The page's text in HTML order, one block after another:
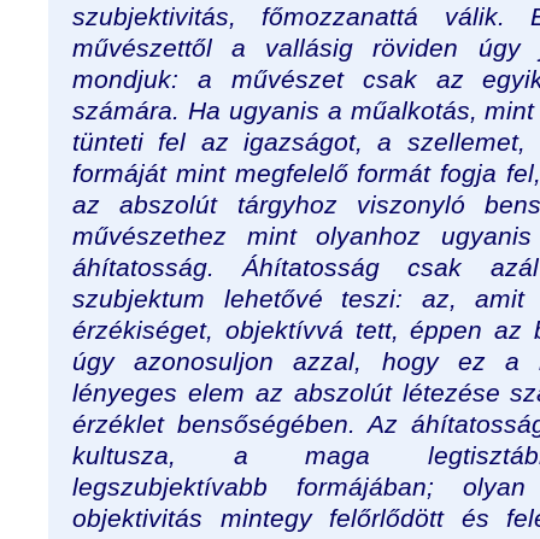
szubjektivitás, főmozzanattá
művészettől a vallásig röviden úgy
mondjuk: a művészet csak az
számára. Ha ugyanis a műalkotás,
tünteti fel az igazságot, a
formáját mint megfelelő formát fogja
az abszolút tárgyhoz viszonyló
művészethez mint olyanhoz
áhítatosság. Áhítatosság csak
szubjektum lehetővé teszi: az,
érzékiséget, objektívvá tett, éppen az
úgy azonosuljon azzal, hogy ez a
lényeges elem az abszolút létezése
érzéklet bensőségében. Az
kultusza, a maga legtisztább,
legszubjektívabb formájában;
objektivitás mintegy felőrlődött és